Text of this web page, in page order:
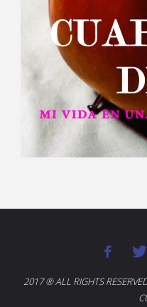
2017 ® ALL RIGHTS